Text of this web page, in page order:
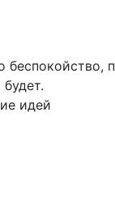
беспокойство,
идей